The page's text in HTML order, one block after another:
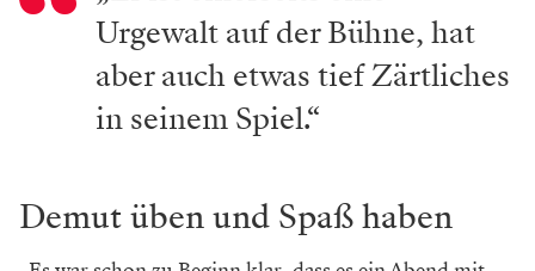
Urgewalt auf der Bühne, hat
aber auch etwas tief Zärtliches
in seinem Spiel.“
Demut üben und Spaß haben